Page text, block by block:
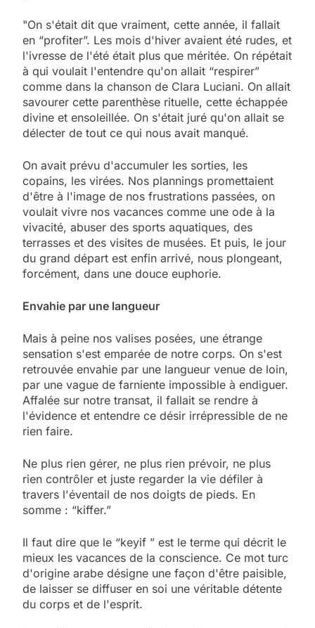
"On s'était dit que vraiment, cette année, il fallait
en “profiter”. Les mois d'hiver avaient été rudes, et
l'ivresse de l'été était plus que méritée. On répétait
à qui voulait l'entendre qu'on allait “respirer”
comme dans la chanson de Clara Luciani. On allait
savourer cette parenthèse rituelle, cette échappée
divine et ensoleillée. On s'était juré qu'on allait se
délecter de tout ce qui nous avait manqué.
On avait prévu d'accumuler les sorties, les
copains, les virées. Nos plannings promettaient
d'être à l'image de nos frustrations passées, on
voulait vivre nos vacances comme une ode à la
vivacité, abuser des sports aquatiques, des
terrasses et des visites de musées. Et puis, le jour
du grand départ est enfin arrivé, nous plongeant,
forcément, dans une douce euphorie.
Envahie par une langueur
Mais à peine nos valises posées, une étrange
sensation s'est emparée de notre corps. On s'est
retrouvée envahie par une langueur venue de loin,
par une vague de farniente impossible à endiguer.
Affalée sur notre transat, il fallait se rendre à
l'évidence et entendre ce désir irrépressible de ne
rien faire.
Ne plus rien gérer, ne plus rien prévoir, ne plus
rien contrôler et juste regarder la vie défiler à
travers l'éventail de nos doigts de pieds. En
somme : “kiffer.”
Il faut dire que le “keyif ” est le terme qui décrit le
mieux les vacances de la conscience. Ce mot turc
d'origine arabe désigne une façon d'être paisible,
de laisser se diffuser en soi une véritable détente
du corps et de l'esprit.